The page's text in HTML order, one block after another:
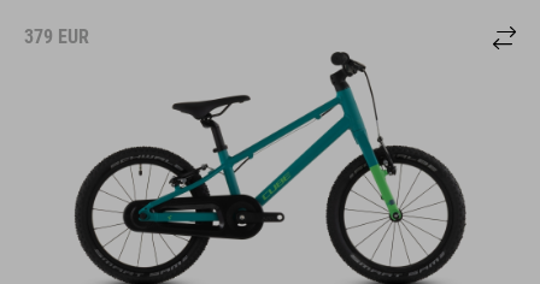
379 EUR